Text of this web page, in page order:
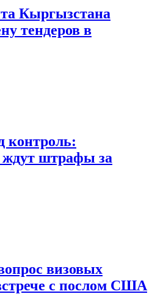
Кыргызстана
тендеров в
контроль:
штрафы за
визовых
с послом США